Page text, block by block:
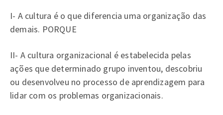
I- A cultura é o que diferencia uma organização das
demais. PORQUE
II- A cultura organizacional é estabelecida pelas
ações que determinado grupo inventou, descobriu
ou desenvolveu no processo de aprendizagem para
lidar com os problemas organizacionais.